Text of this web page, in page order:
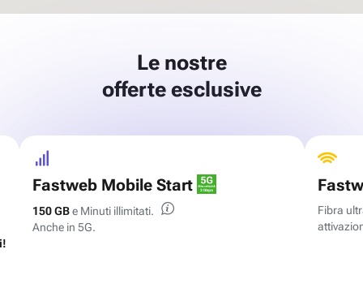
Le nostre
offerte esclusive
Fastweb Mobile Start
150 GBe Minuti illimitati.
Anche in 5G.
Fibra